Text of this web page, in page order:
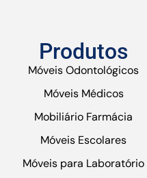
Produtos
Móveis Odontológicos
Móveis Médicos
Mobiliário Farmácia
Móveis Escolares
Móveis para Laboratório